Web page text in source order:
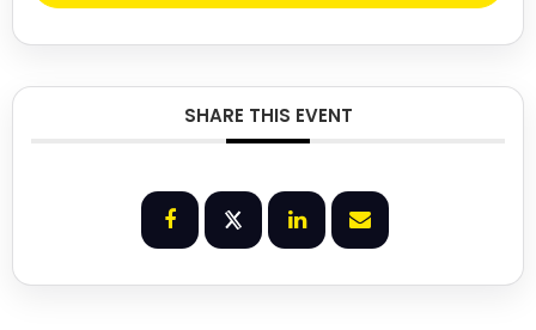
SHARE THIS EVENT